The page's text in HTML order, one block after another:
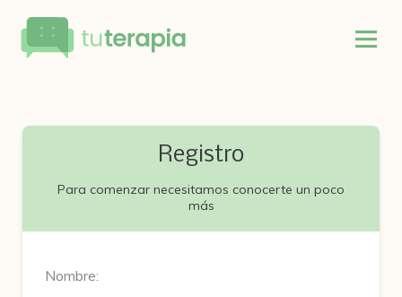
Registro
Para comenzar necesitamos conocerte un poco
más
Nombre: